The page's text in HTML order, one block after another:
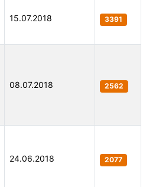
15.07.2018 3391
08.07.2018 2562
24.06.2018 2077